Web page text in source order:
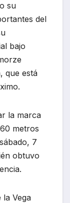
su
del
bajo
que está
la marca
metros
7
obtuvo
la Vega